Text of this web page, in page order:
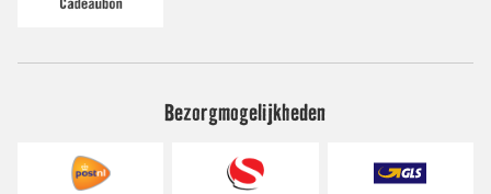
Bezorgmogelijkheden